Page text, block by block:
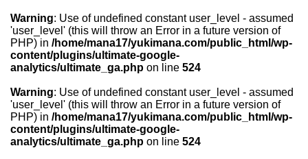
Warning: Use of undefined constant user_level - assumed
'user_level' (this will throw an Error in a future version of
PHP) in /home/mana17/yukimana.com/public_html/wp-
content/plugins/ultimate-google-
analytics/ultimate_ga.php on line 524
Warning: Use of undefined constant user_level - assumed
'user_level' (this will throw an Error in a future version of
PHP) in /home/mana17/yukimana.com/public_html/wp-
content/plugins/ultimate-google-
analytics/ultimate_ga.php on line 524